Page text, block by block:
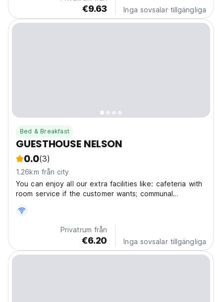
€9.63 Inga sovsalar tillgängliga
Bed & Breakfast
GUESTHOUSE NELSON
0.0(3)
1.26km från city
You can enjoy all our extra facilities like: cafeteria with
room service if the customer wants; communal
over the historical centre of the city. GUESTHOUSE. N.
, near the Ministry of Tourism; Qualification...
Privatrum från
€6.20 Inga sovsalar tillgängliga